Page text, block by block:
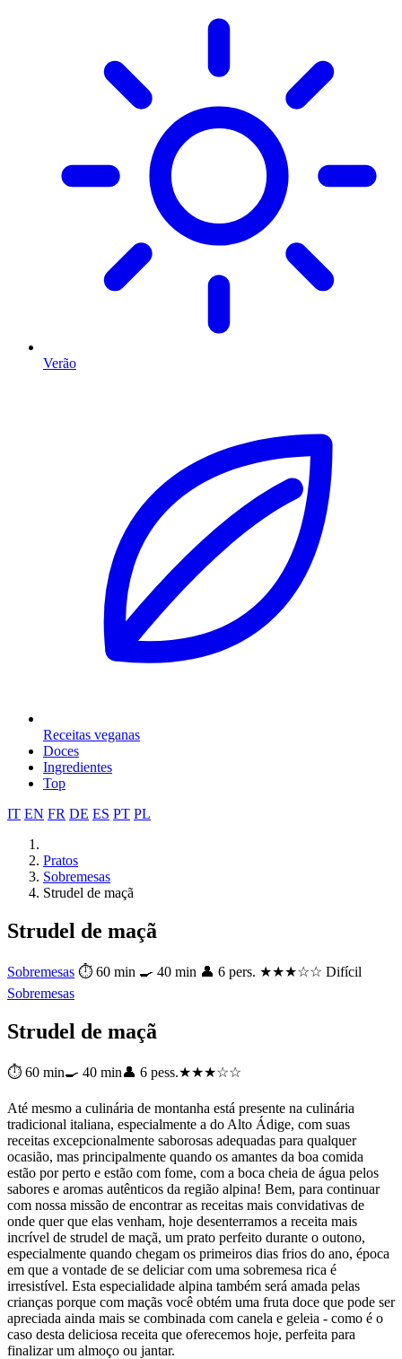
Verão
Receitas veganas
Doces
Ingredientes
Top
IT EN FR DE ES PT PL
Pratos
Sobremesas
Strudel de maçã
Strudel de maçã
Sobremesas ⏱ 60 min 🍳 40 min 👤 6 pers. ★★★☆☆ Difícil
Sobremesas
Strudel de maçã
⏱ 60 min🍳 40 min👤 6 pess.★★★☆☆
Até mesmo a culinária de montanha está presente na culinária
tradicional italiana, especialmente a do Alto Ádige, com suas
receitas excepcionalmente saborosas adequadas para qualquer
ocasião, mas principalmente quando os amantes da boa comida
estão por perto e estão com fome, com a boca cheia de água pelos
sabores e aromas autênticos da região alpina! Bem, para continuar
com nossa missão de encontrar as receitas mais convidativas de
onde quer que elas venham, hoje desenterramos a receita mais
incrível de strudel de maçã, um prato perfeito durante o outono,
especialmente quando chegam os primeiros dias frios do ano, época
em que a vontade de se deliciar com uma sobremesa rica é
irresistível. Esta especialidade alpina também será amada pelas
crianças porque com maçãs você obtém uma fruta doce que pode ser
apreciada ainda mais se combinada com canela e geleia - como é o
caso desta deliciosa receita que oferecemos hoje, perfeita para
finalizar um almoço ou jantar.